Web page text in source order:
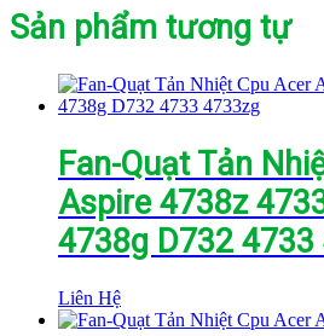
Sản phẩm tương tự
Fan-Quạt Tản
Aspire 4738z
4738g D732 4733
Liên Hệ